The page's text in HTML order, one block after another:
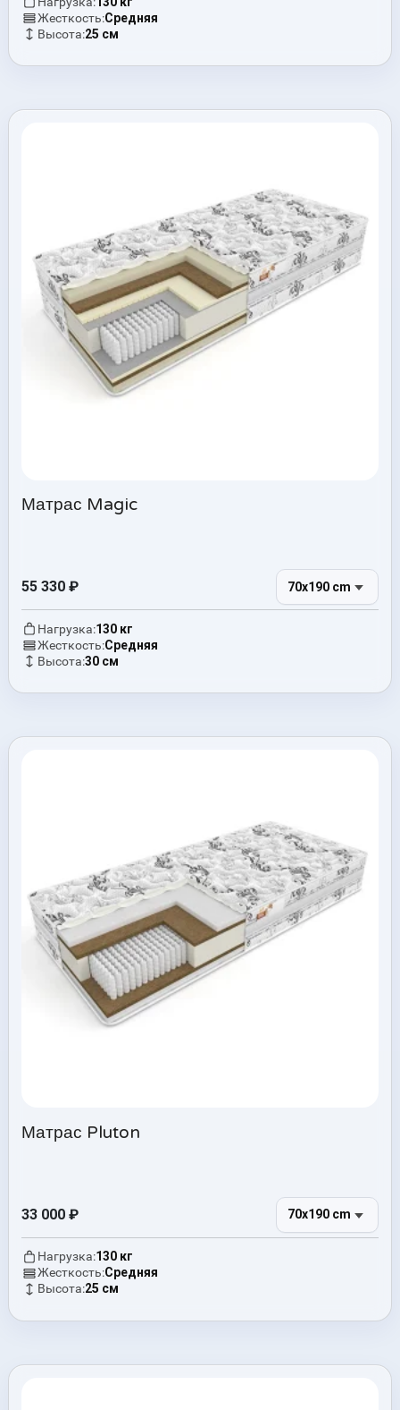
Жесткость:Средняя
Высота:25 см
Матрас Magic
55 330 ₽ 70x190 cm
Нагрузка:130 кг
Жесткость:Средняя
Высота:30 см
Матрас Pluton
33 000 ₽ 70x190 cm
Нагрузка:130 кг
Жесткость:Средняя
Высота:25 см